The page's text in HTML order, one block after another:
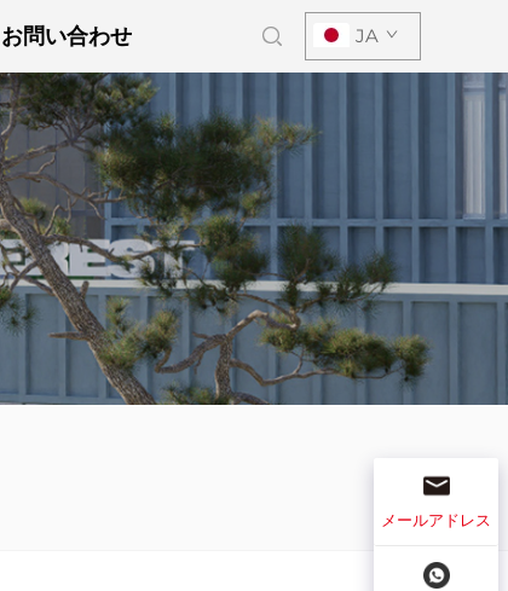
お問い合わせ JA
メールアドレス